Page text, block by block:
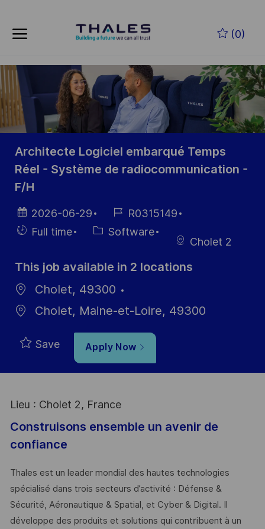
(0)
-
Architecte Logiciel embarqué Temps
Réel - Système de radiocommunication -
F/H
Posted
Date
2026-06-29
Job
Id
R0315149
HiringFull time Category
Software
Cholet 2
This job available in 2 locations
Cholet, 49300
Cholet, Maine-et-Loire, 49300
Save Apply Now
Lieu : Cholet 2, France
Construisons ensemble un avenir de
confiance
Thales est un leader mondial des hautes technologies
spécialisé dans trois secteurs d’activité : Défense &
Sécurité, Aéronautique & Spatial, et Cyber & Digital. Il
développe des produits et solutions qui contribuent à un